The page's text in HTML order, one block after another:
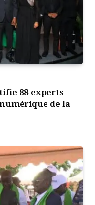
88 experts
de la